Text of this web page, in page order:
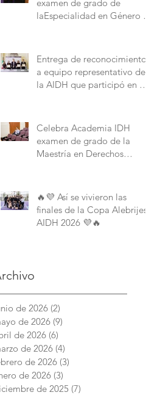
examen de grado de
laEspecialidad en Género y
Entrega de reconocimientos
a equipo representativo de
la AIDH que participó en el
American University.
Celebra Academia IDH
examen de grado de la
Maestría en Derechos
🔥💜 Así se vivieron las
finales de la Copa Alebrijes
AIDH 2026 💜🔥
de 2026 (2)
de 2026 (9)
de 2026 (6)
de 2026 (4)
de 2026 (3)
de 2026 (3)
de 2025 (7)